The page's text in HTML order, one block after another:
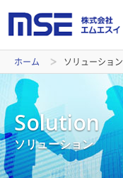
ホーム ソリューション
Solution
ソリューション